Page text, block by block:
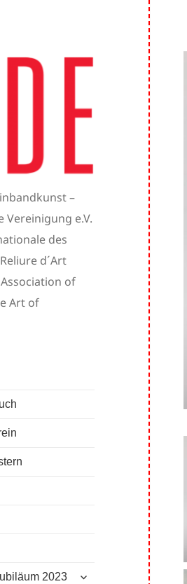
–
e.V.
des
d´Art
of
Art of
2023
untermenü